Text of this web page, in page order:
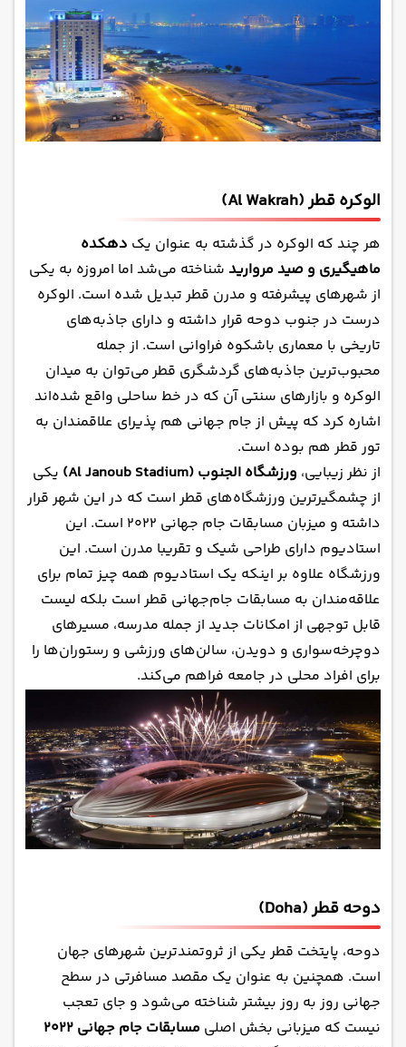
الوکره قطر (Al Wakrah)
هر چند که الوکره در گذشته به عنوان یک دهکده
ماهیگیری و صید مروارید شناخته می‌شد اما امروزه به یکی
از شهر‌های پیشرفته و مدرن قطر تبدیل شده است. الوکره
درست در جنوب دوحه قرار داشته و دارای جاذبه‌های
تاریخی با معماری باشکوه فراوانی است. از جمله
محبوب‌ترین جاذبه‌های گردشگری قطرمی‌توان به میدان
الوکره و بازار‌های سنتی آن که در خط ساحلی واقع شده‌اند
اشاره کرد که پیش از جام جهانی هم پذیرای علاقمندان به
تور قطر هم بوده است.
از نظر زیبایی، ورزشگاه الجنوب (Al Janoub Stadium)
یکی
از چشمگیرترین ورزشگاه‌های قطر است که در این شهر قرار
داشته و میزبان مسابقات جام جهانی ۲۰۲۲
است. این
استادیوم دارای طراحی شیک و تقریبا مدرن است. این
ورزشگاه علاوه بر اینکه یک استادیوم همه چیز تمام برای
علاقه‌مندان به مسابقات جام‌جهانی قطر است بلکه لیست
قابل توجهی از امکانات جدید از جمله مدرسه، مسیرهای
دوچرخه‌سواری و دویدن، سالن‌های ورزشی و رستوران‌ها را
برای افراد محلی در جامعه فراهم می‌کند.
دوحه قطر (Doha)
دوحه، پایتخت قطر یکی از ثروتمندترین شهرهای جهان
است. همچنین به عنوان یک مقصد مسافرتی در سطح
جهانی روز به روز بیشتر شناخته می‌شود و جای تعجب
نیست که میزبانی بخش اصلی
مسابقات جام جهانی ۲۰۲۲